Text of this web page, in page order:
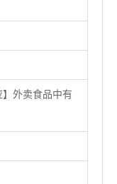
外卖食品中有